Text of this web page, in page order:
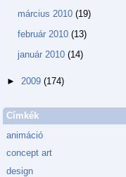
március 2010 (19)
február 2010 (13)
január 2010 (14)
► 2009 (174)
Címkék
animáció
concept art
design